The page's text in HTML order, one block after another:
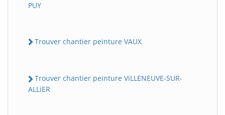
PUY
Trouver chantier peinture VAUX
Trouver chantier peinture ViLLENEUVE-SUR-
ALLiER